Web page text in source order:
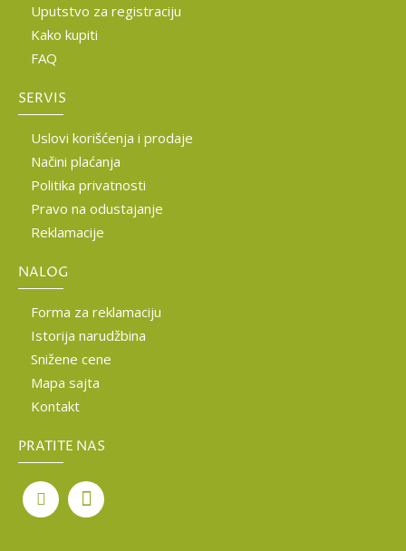
Uputstvo za registraciju
Kako kupiti
FAQ
SERVIS
Uslovi korišćenja i prodaje
Načini plaćanja
Politika privatnosti
Pravo na odustajanje
Reklamacije
NALOG
Forma za reklamaciju
Istorija narudžbina
Snižene cene
Mapa sajta
Kontakt
PRATITE NAS